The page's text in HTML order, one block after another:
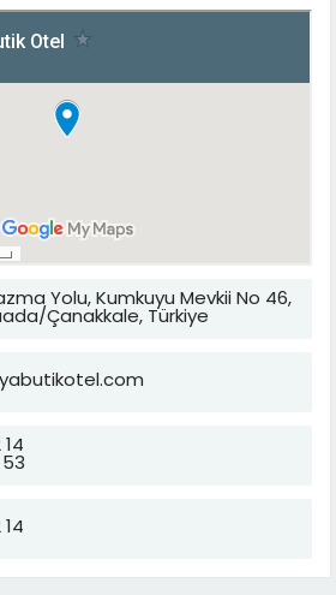
Yolu, Kumkuyu Mevkii No 46,
Çanakkale, Türkiye
53